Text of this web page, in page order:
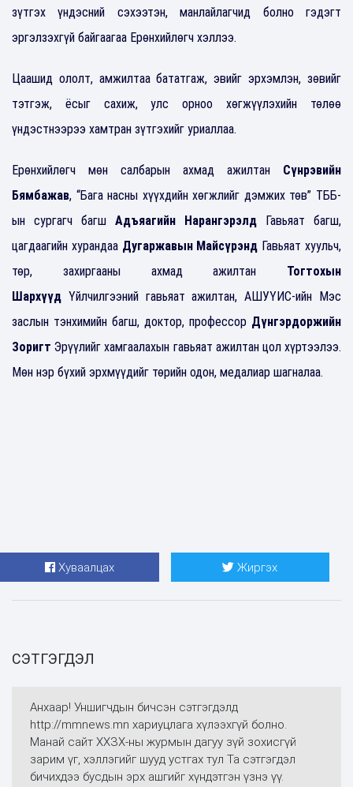
зүтгэх үндэсний сэхээтэн, манлайлагчид болно гэдэгт
эргэлзэхгүй байгаагаа Ерөнхийлөгч хэллээ.
Цаашид ололт, амжилтаа бататгаж, эвийг эрхэмлэн, зөвийг
тэтгэж, ёсыг сахиж, улс орноо хөгжүүлэхийн төлөө
үндэстнээрээ хамтран зүтгэхийг уриаллаа.
Ерөнхийлөгч мөн салбарын ахмад ажилтан Сүнрэвийн
Бямбажав, “Бага насны хүүхдийн хөгжлийг дэмжих төв” ТББ-
ын сургагч багш Адъяагийн Нарангэрэлд Гавьяат багш,
цагдаагийн хурандаа Дугаржавын Майсүрэнд Гавьяат хуульч,
төр, захиргааны ахмад ажилтан Тогтохын
Шархүүд Үйлчилгээний гавьяат ажилтан, АШУҮИС-ийн Мэс
заслын тэнхимийн багш, доктор, профессор Дүнгэрдоржийн
Зоригт Эрүүлийг хамгаалахын гавьяат ажилтан цол хүртээлээ.
Мөн нэр бүхий эрхмүүдийг төрийн одон, медалиар шагналаа.
Хуваалцах Жиргэх
СЭТГЭГДЭЛ
Анхаар! Уншигчдын бичсэн сэтгэгдэлд
http://mmnews.mn хариуцлага хүлээхгүй болно.
Манай сайт ХХЗХ-ны журмын дагуу зүй зохисгүй
зарим үг, хэллэгийг шууд устгах тул Та сэтгэгдэл
бичихдээ бусдын эрх ашгийг хүндэтгэн үзнэ үү.